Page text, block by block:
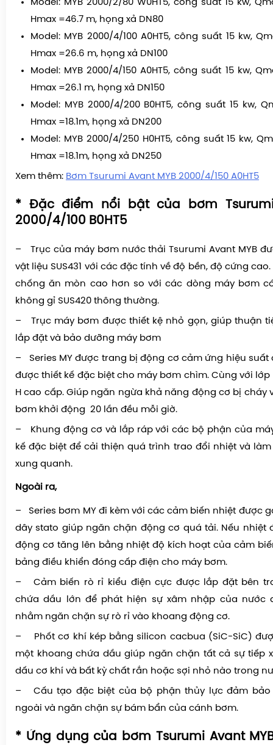
Model: MYB 2000/2/80 W0HT5, công suất 15 kw,
Hmax =46.7 m, họng xả DN80
Model: MYB 2000/4/100 A0HT5, công suất 15 kw,
Hmax =26.6 m, họng xả DN100
Model: MYB 2000/4/150 A0HT5, công suất 15 kw,
Hmax =26.1 m, họng xả DN150
Model: MYB 2000/4/200 B0HT5, công suất 15 kw,
Hmax =18.1m, họng xả DN200
Model: MYB 2000/4/250 H0HT5, công suất 15 kw,
Hmax =18.1m, họng xả DN250
Xem thêm: Bơm Tsurumi Avant MYB 2000/4/150 A0HT5
* Đặc điểm nổi bật của bơm Tsurumi
2000/4/100 B0HT5
– Trục của máy bơm nước thải Tsurumi Avant MYB
vật liệu SUS431 với các đặc tính về độ bền, độ cứng
chống ăn mòn cao hơn so với các dòng máy bơm
không gỉ SUS420 thông thường.
– Trục máy bơm được thiết kệ nhỏ gọn, giúp thuận
lắp đặt và bảo dưỡng máy bơm
– Series MYđược trang bị động cơ cảm ứng hiệu suất
được thiết kế đặc biệt cho máy bơm chìm.Cùngvới lớp
H cao cấp. Giúp ngăn ngừa khả năng động cơ bị cháy
bơm khởi động 20 lần đều mỗi giờ.
– Khung động cơ và lắp ráp với các bộ phận của
kế đặc biệt để cải thiện quá trình trao đổi nhiệt và
xung quanh.
Ngoài ra,
– Series bơm MY đi kèm với các cảm biến nhiệt được
dây stato giúp ngăn chặn động cơ quá tải. Nếu nhiệt
động cơ tăng lên bằng nhiệt độ kích hoạt của cảm
bảng điều khiển đóng cấp điện cho máy bơm.
– Cảm biến rò rỉ kiểu điện cực được lắp đặt bên
chứa dầu lớn để phát hiện sự xâm nhập của nước
nhằm ngăn chặn sự rò rỉ vào khoang động cơ.
– Phốt cơ khí kép bằng silicon cacbua (SiC-SiC)
một khoang chứa dầu giúp ngăn chặn tất cả sự tiếp
dấu cơ khí và bất kỳ chất rắn hoặc sợi nhỏ nào trong
– Cấu tạo đặc biệt của bộ phận thủy lực đảm bảo
ngoài và ngăn chặn sự bám bẩn của cánh bơm.
* Ứng dụng của bơm Tsurumi Avant